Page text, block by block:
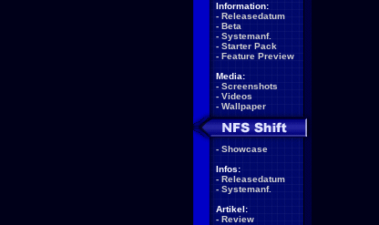
Information:
- Releasedatum
- Beta
- Systemanf.
- Starter Pack
- Feature Preview
Media:
- Screenshots
- Videos
- Wallpaper
- Showcase
Infos:
- Releasedatum
- Systemanf.
Artikel:
- Review